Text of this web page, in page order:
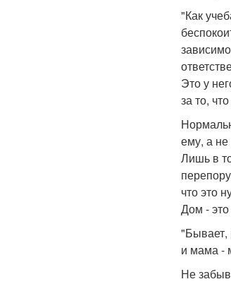
"Как
Это у
за то,
ему, а
Лишь в
что это
Дом -
"Бывает,
и мама -
Не